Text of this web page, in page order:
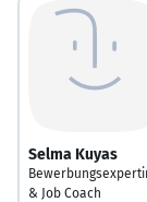
Selma Kuyas
& Job Coach